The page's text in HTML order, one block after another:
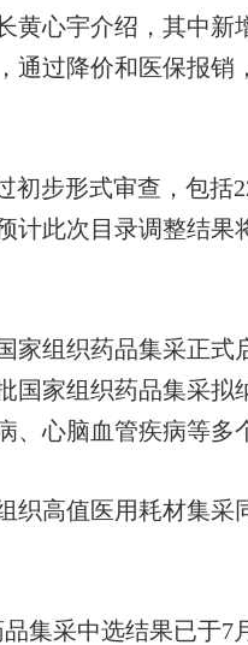
黄心宇介绍，其中新
通过降价和医保报
步形式审查，包括
计此次目录调整结果
组织药品集采正式
国家组织药品集采
、心脑血管疾病等多
高值医用耗材集采
采中选结果已于7